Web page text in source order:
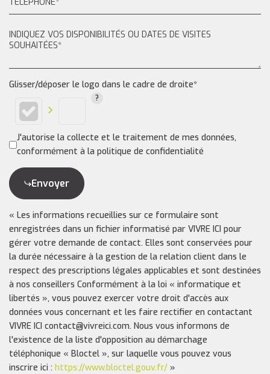
Glisser/déposer le logo dans le cadre de droite*
J'autorise la collecte et le traitement de mes données,
conformément à la politique de confidentialité
Envoyer
« Les informations recueillies sur ce formulaire sont
enregistrées dans un fichier informatisé par VIVRE ICI pour
gérer votre demande de contact. Elles sont conservées pour
la durée nécessaire à la gestion de la relation client dans le
respect des prescriptions légales applicables et sont destinées
à nos conseillers Conformément à la loi « informatique et
libertés », vous pouvez exercer votre droit d'accès aux
données vous concernant et les faire rectifier en contactant
VIVRE ICI contact@vivreici.com. Nous vous informons de
l'existence de la liste d'opposition au démarchage
téléphonique « Bloctel », sur laquelle vous pouvez vous
inscrire ici : https://www.bloctel.gouv.fr/ »